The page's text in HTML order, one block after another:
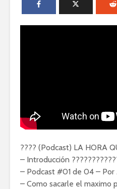
???? (Podcast) LA HORA
– Introducción
– Podcast #01 de 04 –
– Como sacarle el maximo